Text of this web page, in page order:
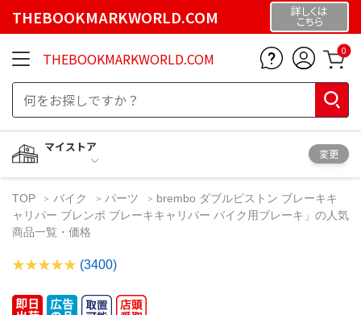
THEBOOKMARKWORLD.COM 詳しくは
こちら
THEBOOKMARKWORLD.COM 0
マイストア
変更
TOP バイク パーツ
brembo ダブルピストン ブレーキキ
ャリパー ブレンボ ブレーキキャリパー バイク用ブレーキ」の人気
商品一覧・価格
(3400)